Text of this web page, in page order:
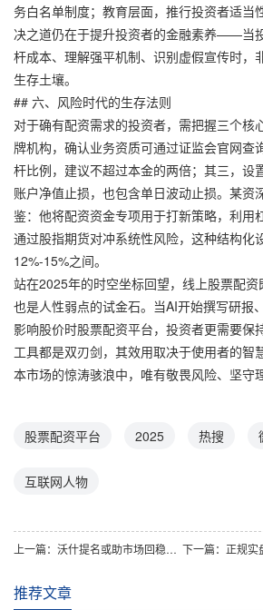
务白名单制度；教育层面，推行投资者适当
决之道仍在于提升投资者的金融素养——当
杆成本、理解强平机制、识别虚假宣传时，
生存土壤。
## 六、风险时代的生存法则
对于确有配资需求的投资者，需把握三个核
牌机构，确认业务资质可通过证监会官网查
杆比例，建议不超过本金的两倍；其三，设
账户净值止损，也包含单日波动止损。某资
鉴：他将配资资金专项用于打新策略，利用
通过股指期货对冲系统性风险，这种结构化
12%-15%之间。
站在2025年的时空坐标回望，线上股票配资
也是人性弱点的试金石。当AI开始撰写研报
影响股价时股票配资平台，投资者更需要保
工具都是双刃剑，其效用取决于使用者的智
本市场的惊涛骇浪中，唯有敬畏风险、坚守
股票配资平台 2025 热搜
互联网人物
上一篇： 沃什提名或助市场回稳，正规实盘配资视角下美元将如何？ 下一篇：
推荐文章